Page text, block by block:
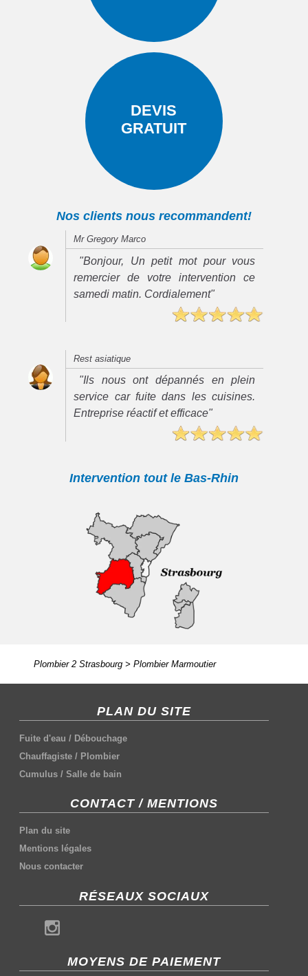
DEVIS
GRATUIT
Nos clients nous recommandent!
Mr Gregory Marco
"Bonjour, Un petit mot pour vous
remercier de votre intervention ce
samedi matin. Cordialement"
Rest asiatique
"Ils nous ont dépannés en plein
service car fuite dans les cuisines.
Entreprise réactif et efficace"
Intervention tout le Bas-Rhin
Plombier 2 Strasbourg> Plombier Marmoutier
PLAN DU SITE
Fuite d'eau / Débouchage
Chauffagiste / Plombier
Cumulus /Salle de bain
CONTACT / MENTIONS
Plan du site
Mentions légales
Nous contacter
RÉSEAUX SOCIAUX
MOYENS DE PAIEMENT